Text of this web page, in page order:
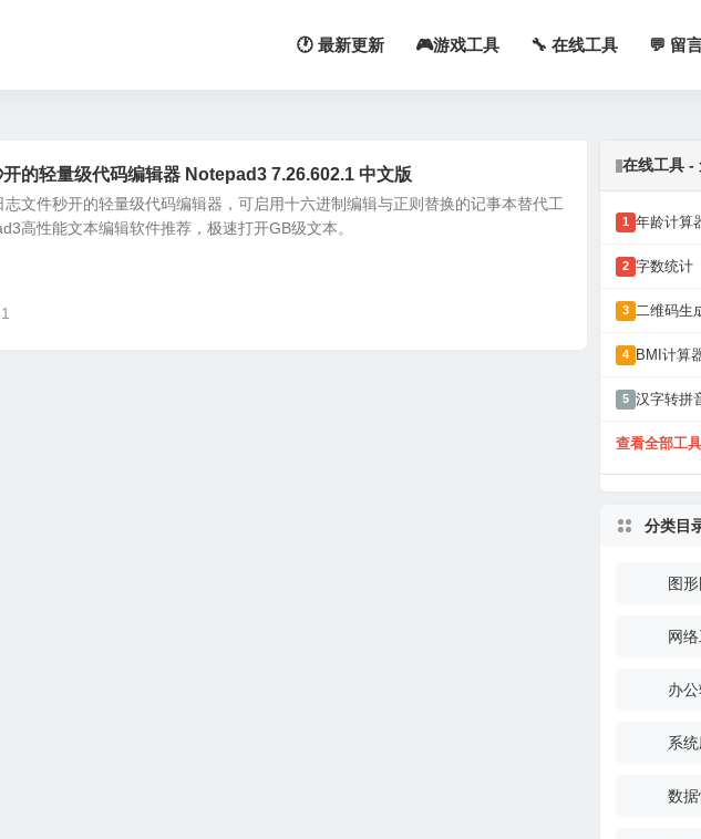
🕐 最新更新 🎮游戏工具 🔧 在线工具 💬 留
的轻量级代码编辑器 Notepad3 7.26.602.1 中文版
文件秒开的轻量级代码编辑器，可启用十六进制编辑与正则替换的记事本替代工
高性能文本编辑软件推荐，极速打开GB级文本。
在线工具 -
1 年龄计算
2 字数统计
3 二维码生
4 BMI计算
5 汉字转拼
查看全部工
分类目
图
网
办
系
数据